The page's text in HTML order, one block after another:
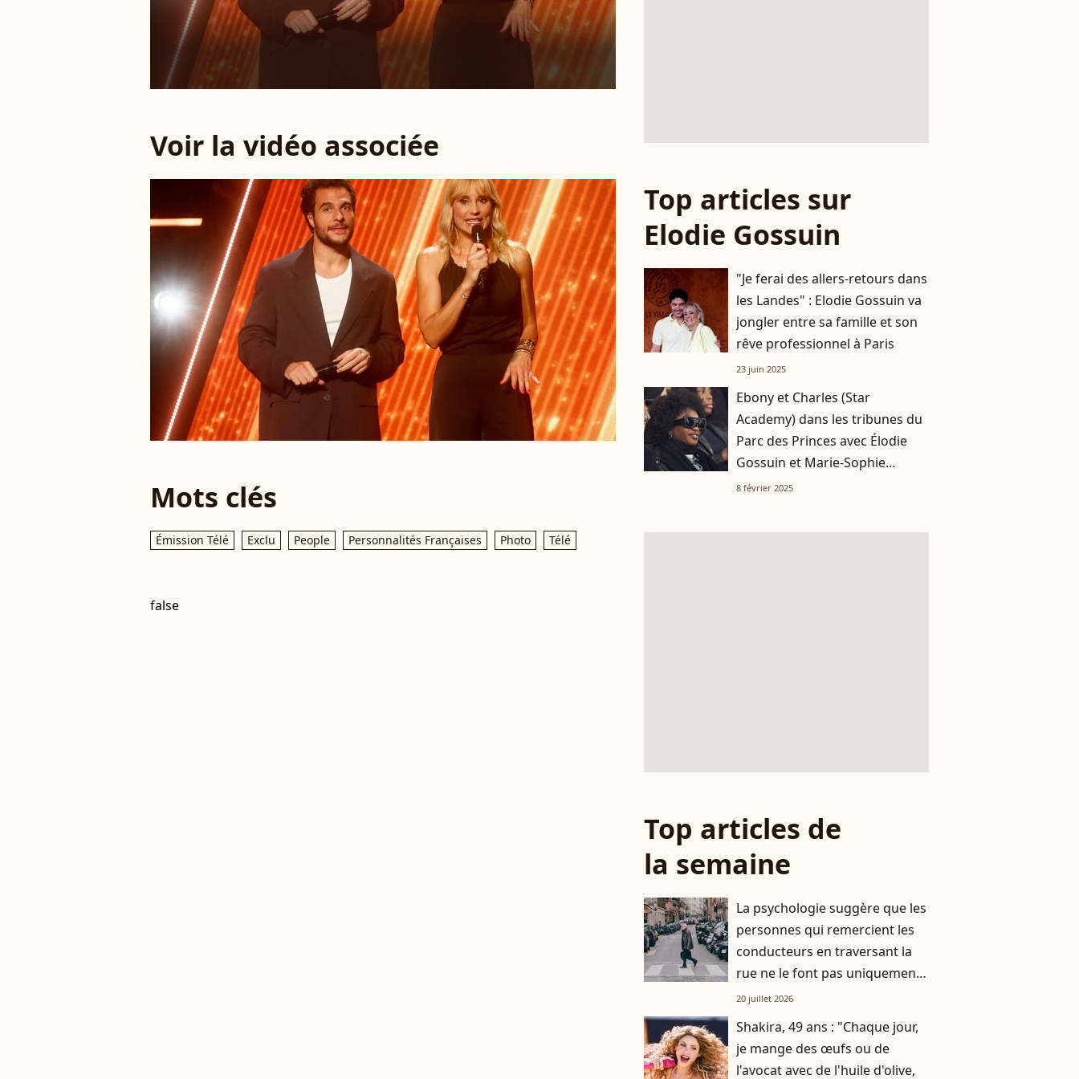
Voir la vidéo associée
Mots clés
Émission Télé Exclu People Personnalités Françaises Photo Télé
false
Top articles sur
Elodie Gossuin
"Je ferai des allers-retours dans
les Landes" : Elodie Gossuin va
jongler entre sa famille et son
rêve professionnel à Paris
23 juin 2025
Ebony et Charles (Star
Academy) dans les tribunes du
Parc des Princes avec Élodie
Gossuin et Marie-Sophie
Lacarrau en famille
8 février 2025
Top articles de
la semaine
La psychologie suggère que les
personnes qui remercient les
conducteurs en traversant la
rue ne le font pas uniquement
par gratitude
20 juillet 2026
Shakira, 49 ans : "Chaque jour,
je mange des œufs ou de
l'avocat avec de l'huile d'olive,